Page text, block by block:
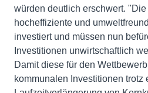
würden deutlich erschwert.
hocheffiziente und
investiert und müssen nun
Investitionen unwirtschaftlich
Damit diese für den
kommunalen Investitionen trotz